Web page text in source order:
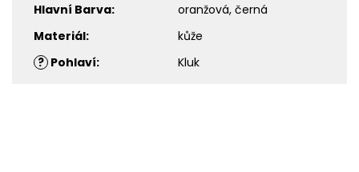
Hlavní Barva:
oranžová, černá
Materiál:
kůže
? Pohlaví: Kluk